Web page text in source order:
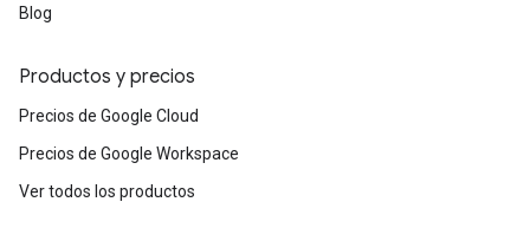
Blog
Productos y precios
Precios de Google Cloud
Precios de Google Workspace
Ver todos los productos